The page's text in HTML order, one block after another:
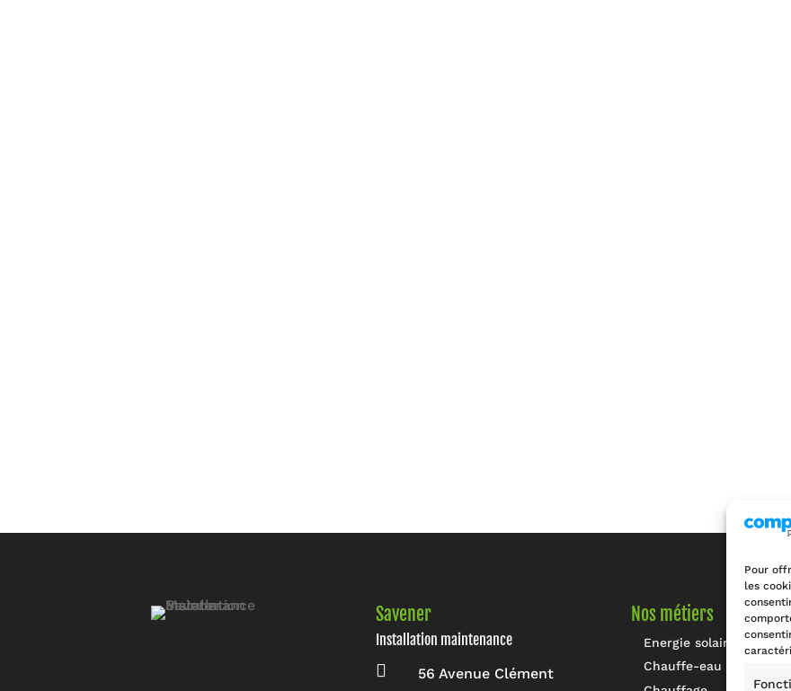
Pour
les
Savener
Installation maintenance

56 Avenue Clément
Nos métiers
Energie solaire
Chauffe-eau